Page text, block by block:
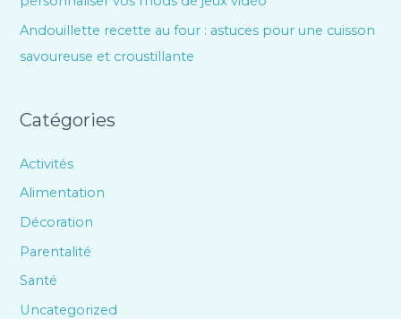
Andouillette recette au four : astuces pour une cuisson
savoureuse et croustillante
Catégories
Activités
Alimentation
Décoration
Parentalité
Santé
Uncategorized